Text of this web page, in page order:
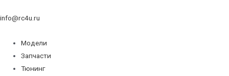
info@rc4u.ru
Модели
Запчасти
Тюнинг